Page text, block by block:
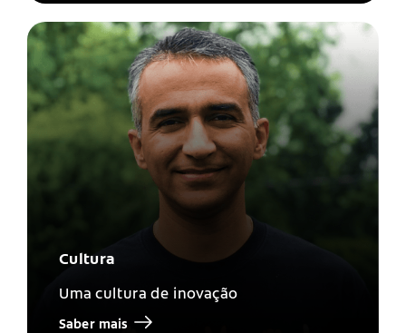
Cultura
Uma cultura de inovação
Saber mais